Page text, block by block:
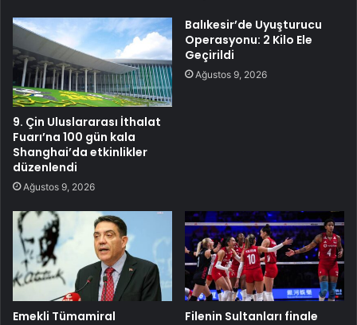
9. Çin Uluslararası İthalat
Fuarı’na 100 gün kala
Shanghai’da etkinlikler
düzenlendi
Ağustos 9, 2026
Balıkesir’de Uyuşturucu
Operasyonu: 2 Kilo Ele
Geçirildi
Ağustos 9, 2026
Emekli Tümamiral
Filenin Sultanları finale